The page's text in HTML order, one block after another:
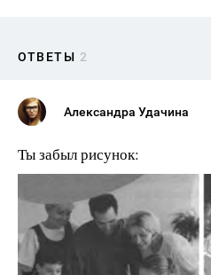
ОТВЕТЫ 2
Александра Удачина
Ты забыл рисунок: